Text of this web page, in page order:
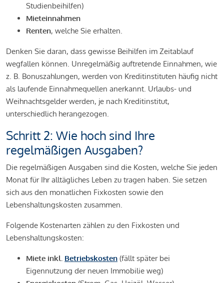
Studienbeihilfen)
Mieteinnahmen
Renten, welche Sie erhalten.
Denken Sie daran, dass gewisse Beihilfen im Zeitablauf
wegfallen können. Unregelmäßig auftretende Einnahmen, wie
z. B. Bonuszahlungen, werden von Kreditinstituten häufig nicht
als laufende Einnahmequellen anerkannt. Urlaubs- und
Weihnachtsgelder werden, je nach Kreditinstitut,
unterschiedlich herangezogen.
Schritt 2: Wie hoch sind Ihre
regelmäßigen Ausgaben?
Die regelmäßigen Ausgaben sind die Kosten, welche Sie jeden
Monat für Ihr alltägliches Leben zu tragen haben. Sie setzen
sich aus den monatlichen Fixkosten sowie den
Lebenshaltungskosten zusammen.
Folgende Kostenarten zählen zu den Fixkosten und
Lebenshaltungskosten:
Miete inkl. Betriebskosten (fällt später bei
Eigennutzung der neuen Immobilie weg)